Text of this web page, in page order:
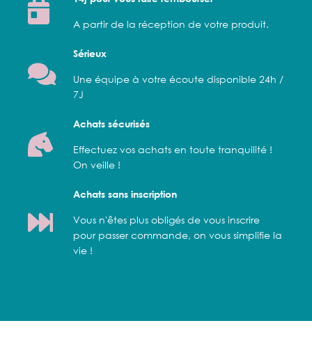
A partir de la réception de votre produit.
Sérieux
Une équipe à votre écoute disponible 24h /
7J
Achats sécurisés
Effectuez vos achats en toute tranquilité !
On veille !
Achats sans inscription
Vous n'êtes plus obligés de vous inscrire
pour passer commande, on vous simplifie la
vie !